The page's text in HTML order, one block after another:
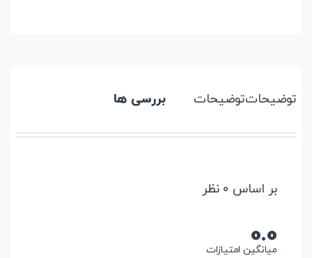
توضیحاتتوضیحات بررسی ها
بر اساس 0 نظر
0.0
میانگین امتیازات